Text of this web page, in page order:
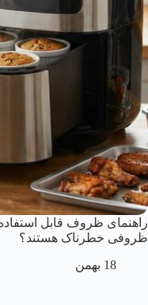
راهنمای ظروف قابل
ظروفی خطرناک هستند؟
18 بهمن